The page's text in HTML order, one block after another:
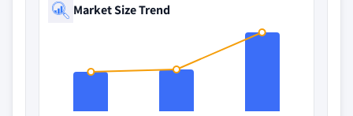
Market Size Trend